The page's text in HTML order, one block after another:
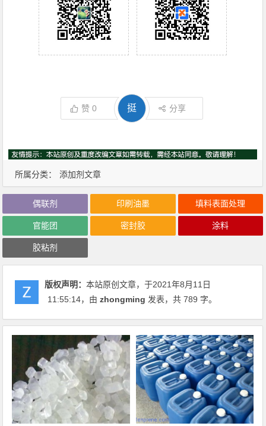
所属分类： 添加剂文章
赞0 挺 分享
偶联剂 印刷油墨 填料表面处理
官能团 密封胶 涂料
胶粘剂
版权声明：本站原创文章，于2021年8月11日
11:55:14，由zhongming 发表，共 789 字。